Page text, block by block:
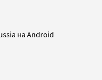
на Android